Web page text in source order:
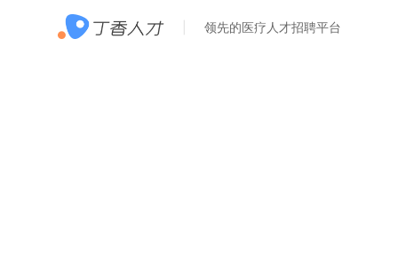
领先的医疗人才招聘平台